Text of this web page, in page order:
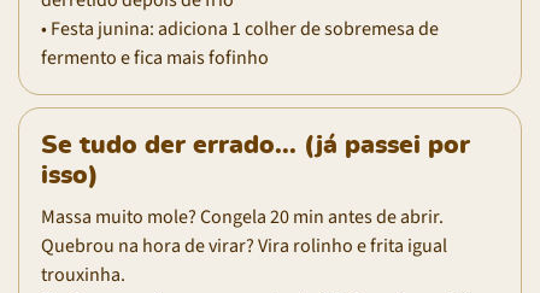
• Festa junina: adiciona 1 colher de sobremesa de
fermento e fica mais fofinho
Se tudo der errado... (já passei por
isso)
Massa muito mole? Congela 20 min antes de abrir.
Quebrou na hora de virar? Vira rolinho e frita igual
trouxinha.